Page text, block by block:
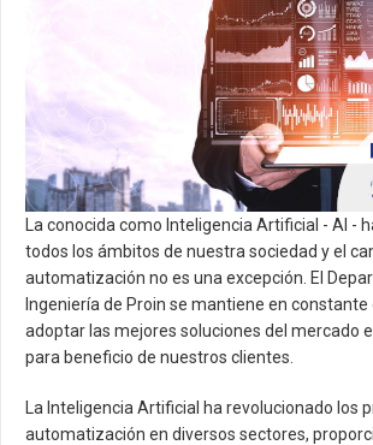
Contacto
Actualidad
La conocida como Inteligencia Artificial - AI -
todos los ámbitos de nuestra sociedad y el
automatización no es una excepción. El
Ingeniería de Proin se mantiene en
adoptar las mejores soluciones del mercado
para beneficio de nuestros clientes.
La Inteligencia Artificial ha revolucionado los
automatización en diversos sectores,